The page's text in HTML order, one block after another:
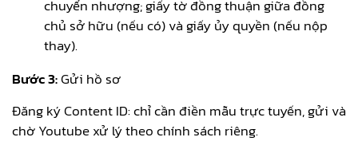
chuyển nhượng; giấy tờ đồng thuận giữa đồng
chủ sở hữu (nếu có) và giấy ủy quyền (nếu nộp
thay).
Bước 3:Gửi hồ sơ
Đăng ký Content ID: chỉ cần điền mẫu trực tuyến, gửi và
chờ Youtube xử lý theo chính sách riêng.